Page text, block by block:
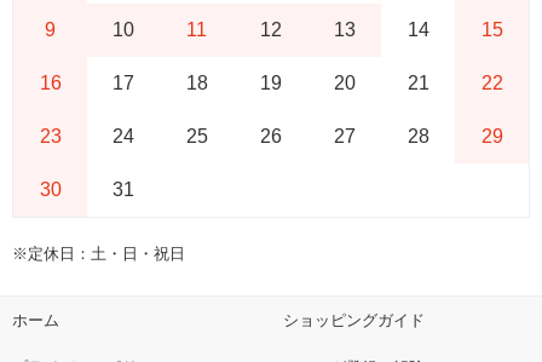
9 10 11 12 13 14 15
16 17 18 19 20 21 22
23 24 25 26 27 28 29
30 31
※定休日：土・日・祝日
ホーム ショッピングガイド